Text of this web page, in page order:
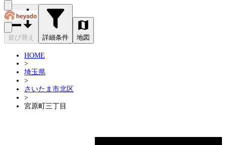
並び替え 詳細条件 地図
HOME
>
埼玉県
>
さいたま市北区
>
宮原町三丁目